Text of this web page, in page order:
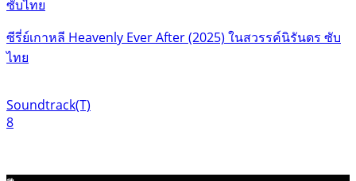
ซีรี่ย์เกาหลี Heavenly Ever After (2025) ในสวรรค์นิรันดร ซับ
ไทย
Soundtrack(T)
8